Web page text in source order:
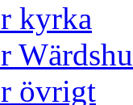
kyrka
övrigt